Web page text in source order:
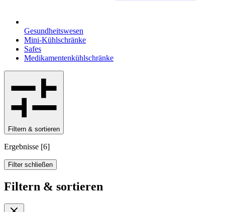
Gesundheitswesen
Mini-Kühlschränke
Safes
Medikamentenkühlschränke
Filtern & sortieren
Ergebnisse [6]
Filter schließen
Filtern & sortieren